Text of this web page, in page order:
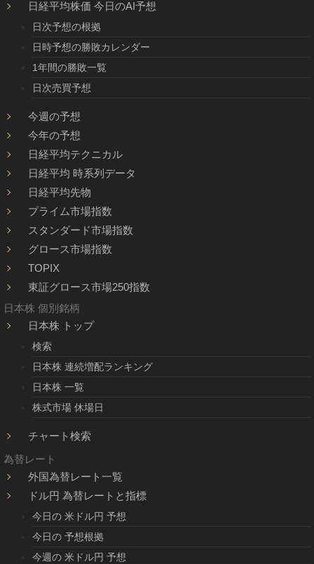
日経平均株価 今日のAI予想
日次予想の根拠
日時予想の勝敗カレンダー
1年間の勝敗一覧
日次売買予想
今週の予想
今年の予想
日経平均テクニカル
日経平均 時系列データ
日経平均先物
プライム市場指数
スタンダード市場指数
グロース市場指数
TOPIX
東証グロース市場250指数
日本株 個別銘柄
日本株 トップ
検索
日本株 連続増配ランキング
日本株 一覧
株式市場 休場日
チャート検索
為替レート
外国為替レート一覧
ドル円 為替レートと指標
今日の 米ドル円 予想
今日の 予想根拠
今週の 米ドル円 予想